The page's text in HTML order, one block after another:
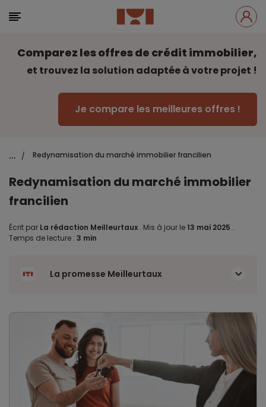
Comparez les offres de crédit immobilier,
et trouvez la solution adaptée à votre projet !
Je compare les meilleures offres !
... / Redynamisation du marché immobilier francilien
Redynamisation du marché immobilier
francilien
Écrit par La rédaction Meilleurtaux . Mis à jour le 13 mai 2025 .
Temps de lecture : 3 min
La promesse Meilleurtaux